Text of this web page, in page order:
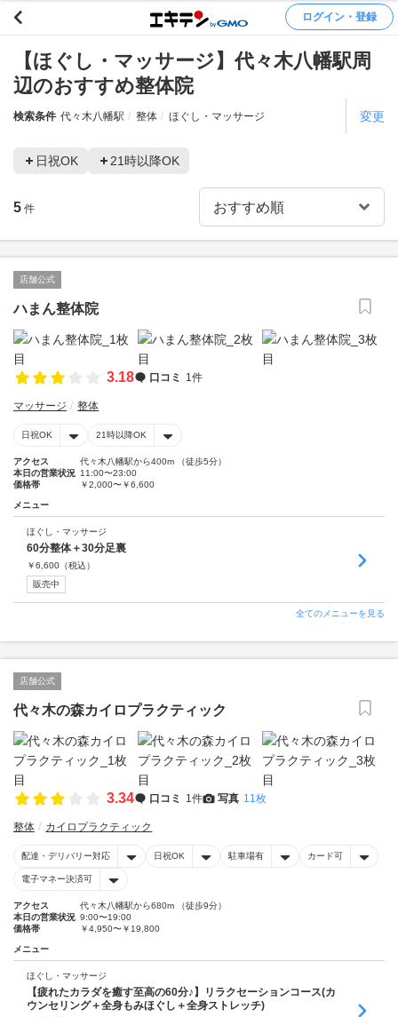
ログイン・登録
【ほぐし・マッサージ】代々木八幡駅周
辺のおすすめ整体院
検索条件 代々木八幡駅 整体 ほぐし・マッサージ 変更
日祝OK 21時以降OK
5 件
店舗公式
ハまん整体院
3.18 口コミ 1件
マッサージ 整体
日祝OK 21時以降OK
アクセス
代々木八幡駅から400m （徒歩5分）
本日の営業状況 11:00〜23:00
価格帯
￥2,000〜￥6,600
メニュー
ほぐし・マッサージ
60分整体＋30分足裏
￥6,600 （税込）
販売中
全てのメニューを見る
店舗公式
代々木の森カイロプラクティック
3.34 口コミ 1件 写真 11枚
整体 カイロプラクティック
配達・デリバリー対応 日祝OK 駐車場有 カード可
電子マネー決済可
アクセス
代々木八幡駅から680m （徒歩9分）
本日の営業状況 9:00〜19:00
価格帯
￥4,950〜￥19,800
メニュー
ほぐし・マッサージ
【疲れたカラダを癒す至高の60分♪】リラクセーションコース(カ
ウンセリング＋全身もみほぐし＋全身ストレッチ)